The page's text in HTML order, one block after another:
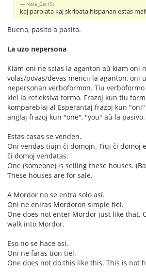
Nala_Cat15:
kaj parolata kaj skribata hispanan estas
Bueno, pasito a pasito.
La uzo nepersona
Kiam oni ne scias la aganton aŭ kiam oni
volas/povas/devas mencii la aganton, oni
nepersonan verboformon. Tiu
kiel la refleksiva formo. Frazoj kun tiu
kompareblaj al Esperantaj frazoj kun
anglaj frazoj kun "one", "you" aŭ la pasivo.
Estas casas se venden.
Oni vendas tiujn ĉi domojn. Tiuj ĉi domoj
ĉi domoj vendatas.
One (someone) is selling these houses.
These houses are for sale.
A Mordor no se entra solo así.
Oni ne eniras Mordoron simple tiel.
One does not enter Mordor just like that.
walk into Mordor.
Eso no se hace así.
Oni ne faras tion tiel.
One does not do this like this. This is not